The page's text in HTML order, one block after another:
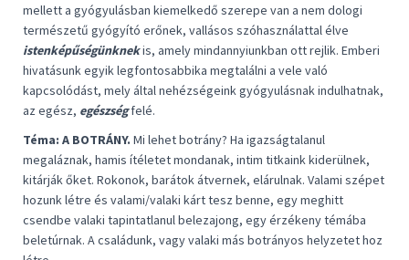
mellett a gyógyulásban kiemelkedő szerepe van a nem dologi
természetű gyógyító erőnek, vallásos szóhasználattal élve
istenképűségünknekis, amely mindannyiunkban ott rejlik. Emberi
hivatásunk egyik legfontosabbika megtalálni a vele való
kapcsolódást, mely által nehézségeink gyógyulásnak indulhatnak,
az egész, egészségfelé.
Téma: A BOTRÁNY. Mi lehet botrány? Ha igazságtalanul
megaláznak, hamis ítéletet mondanak, intim titkaink kiderülnek,
kitárják őket. Rokonok, barátok átvernek, elárulnak. Valami szépet
hozunk létre és valami/valaki kárt tesz benne, egy meghitt
csendbe valaki tapintatlanul belezajong, egy érzékeny témába
beletúrnak. A családunk, vagy valaki más botrányos helyzetet hoz